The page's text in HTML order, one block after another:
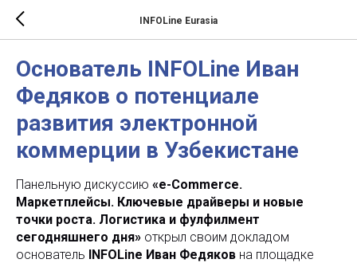
INFOLine Eurasia
Основатель INFOLine Иван
Федяков о потенциале
развития электронной
коммерции в Узбекистане
Панельную дискуссию «e-Commerce.
Маркетплейсы. Ключевые драйверы и новые
точки роста. Логистика и фулфилмент
сегодняшнего дня» открыл своим докладом
основатель INFOLine Иван Федяков на площадке